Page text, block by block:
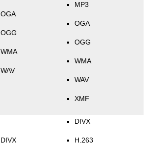
OGA
OGG
WMA
WAV
MP3
OGA
OGG
WMA
WAV
XMF
DIVX
DIVX
H.263